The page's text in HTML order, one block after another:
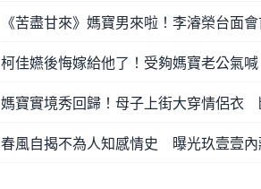
《苦盡甘來》媽寶男來啦！李濬榮台面
柯佳嬿後悔嫁給他了！受夠媽寶老公氣喊
媽寶實境秀回歸！母子上街大穿情侶衣
春風自揭不為人知感情史 曝光玖壹壹內